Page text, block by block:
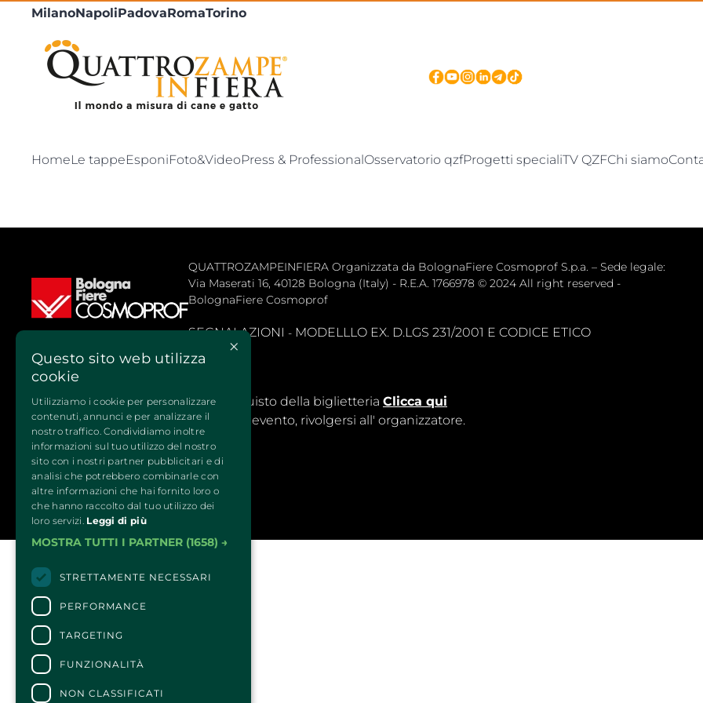
MilanoNapoliPadovaRomaTorino
HomeLe tappeEsponiFoto&VideoPress & ProfessionalOsservatorio qzfProgetti specialiTV QZFChi siamo
QUATTROZAMPEINFIERA Organizzata da BolognaFiere Cosmoprof S.p.a. – Sede legale:
Via Maserati 16, 40128 Bologna (Italy) - R.E.A. 1766978 © 2024 All right reserved -
BolognaFiere Cosmoprof
SEGNALAZIONI - MODELLLO EX. D.LGS 231/2001 E CODICE ETICO
CONTATTI
Per informazioni e supporto all'acquisto della biglietteria Clicca qui
Per informazioni sul programma e l'evento, rivolgersi all' organizzatore.
Dichiarazione di accessibilità
×
Questo sito web utilizza
cookie
Utilizziamo i cookie per personalizzare
contenuti, annunci e per analizzare il
nostro traffico. Condividiamo inoltre
informazioni sul tuo utilizzo del nostro
sito con i nostri partner pubblicitari e di
analisi che potrebbero combinarle con
altre informazioni che hai fornito loro o
che hanno raccolto dal tuo utilizzo dei
loro servizi. Leggi di più
MOSTRA TUTTI I PARTNER (1658) →
STRETTAMENTE NECESSARI
PERFORMANCE
TARGETING
FUNZIONALITÀ
NON CLASSIFICATI